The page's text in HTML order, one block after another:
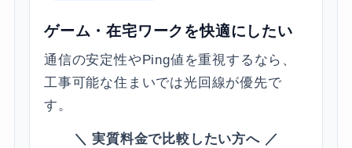
ゲーム・在宅ワークを快適にしたい
通信の安定性やPing値を重視するなら、
工事可能な住まいでは光回線が優先で
す。
＼ 実質料金で比較したい方へ ／